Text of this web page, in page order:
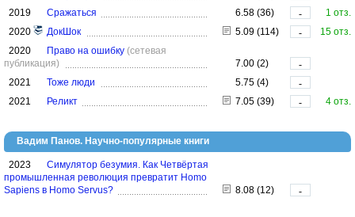
2019
Сражаться 6.58 (36) -
1 отз.
2020
ДокШок 5.09 (114) -
15 отз.
2020
Право на ошибку (сетевая
публикация)
7.00 (2)
-
2021
Тоже люди 5.75 (4)
-
2021
Реликт 7.05 (39) - 4 отз.
Вадим Панов. Научно-популярные книги
2023
Симулятор безумия. Как Четвёртая
промышленная революция превратит Homo
Sapiens в Homo Servus?
8.08 (12) -